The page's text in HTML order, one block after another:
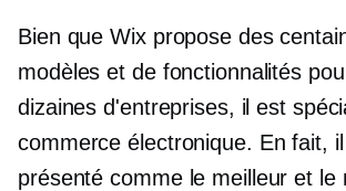
Bien que Wix propose des
modèles et de fonctionnalités
dizaines d'entreprises, il est
commerce électronique. En fait,
présenté comme le meilleur et le